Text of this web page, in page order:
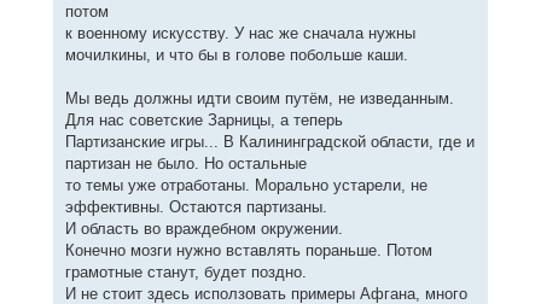
потом
к военному искусству. У нас же сначала нужны
мочилкины, и что бы в голове побольше каши.
Мы ведь должны идти своим путём, не изведанным.
Для нас советские Зарницы, а теперь
Партизанские игры... В Калининградской области, где и
партизан не было. Но остальные
то темы уже отработаны. Морально устарели, не
эффективны. Остаются партизаны.
И область во враждебном окружении.
Конечно мозги нужно вставлять пораньше. Потом
грамотные станут, будет поздно.
И не стоит здесь исползовать примеры Афгана, много